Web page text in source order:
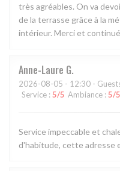
très agréables. On va
de la terrasse grâce à la
intérieur. Merci et
Anne-Laure G
2026-08-05 - 12:30 -
Service : 5/5 Ambiance : 5/5
Service impeccable et
d'habitude, cette adresse